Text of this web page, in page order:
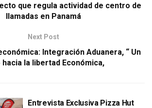
que regula actividad de centro de
llamadas en Panamá
Next Post
Integración Aduanera, “ Un
hacia la libertad Económica,
Entrevista Exclusiva Pizza Hut